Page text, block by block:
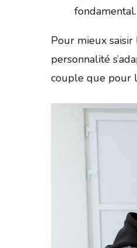
fondamental.
Pour mieux
personnalité
couple que pour